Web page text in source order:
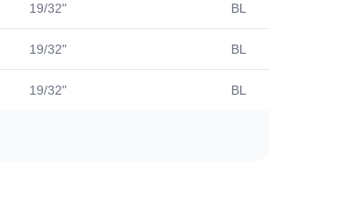
19/32" BL
19/32" BL
19/32" BL